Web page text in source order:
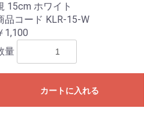
15cm ホワイト
品コード KLR-15-W
1,100
量
カートに入れる